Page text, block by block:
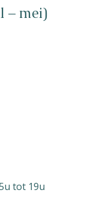
– mei)
tot 19u